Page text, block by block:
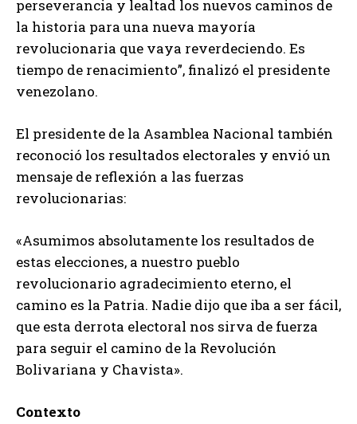
perseverancia y lealtad los nuevos caminos de
la historia para una nueva mayoría
revolucionaria que vaya reverdeciendo. Es
tiempo de renacimiento”, finalizó el presidente
venezolano.
El presidente de la Asamblea Nacional también
reconoció los resultados electorales y envió un
mensaje de reflexión a las fuerzas
revolucionarias:
«Asumimos absolutamente los resultados de
estas elecciones, a nuestro pueblo
revolucionario agradecimiento eterno, el
camino es la Patria. Nadie dijo que iba a ser fácil,
que esta derrota electoral nos sirva de fuerza
para seguir el camino de la Revolución
Bolivariana y Chavista».
Contexto